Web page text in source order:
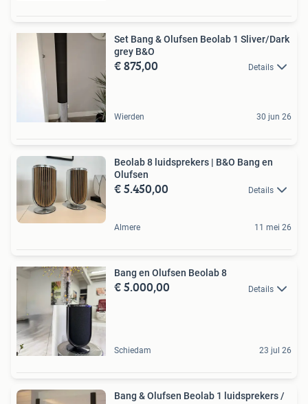
Set Bang & Olufsen Beolab 1 Sliver/Dark
grey B&O
€ 875,00 Details
Wierden 30 jun 26
Beolab 8 luidsprekers | B&O Bang en
Olufsen
€ 5.450,00 Details
Almere 11 mei 26
Bang en Olufsen Beolab 8
€ 5.000,00 Details
Schiedam 23 jul 26
Bang & Olufsen Beolab 1 luidsprekers /